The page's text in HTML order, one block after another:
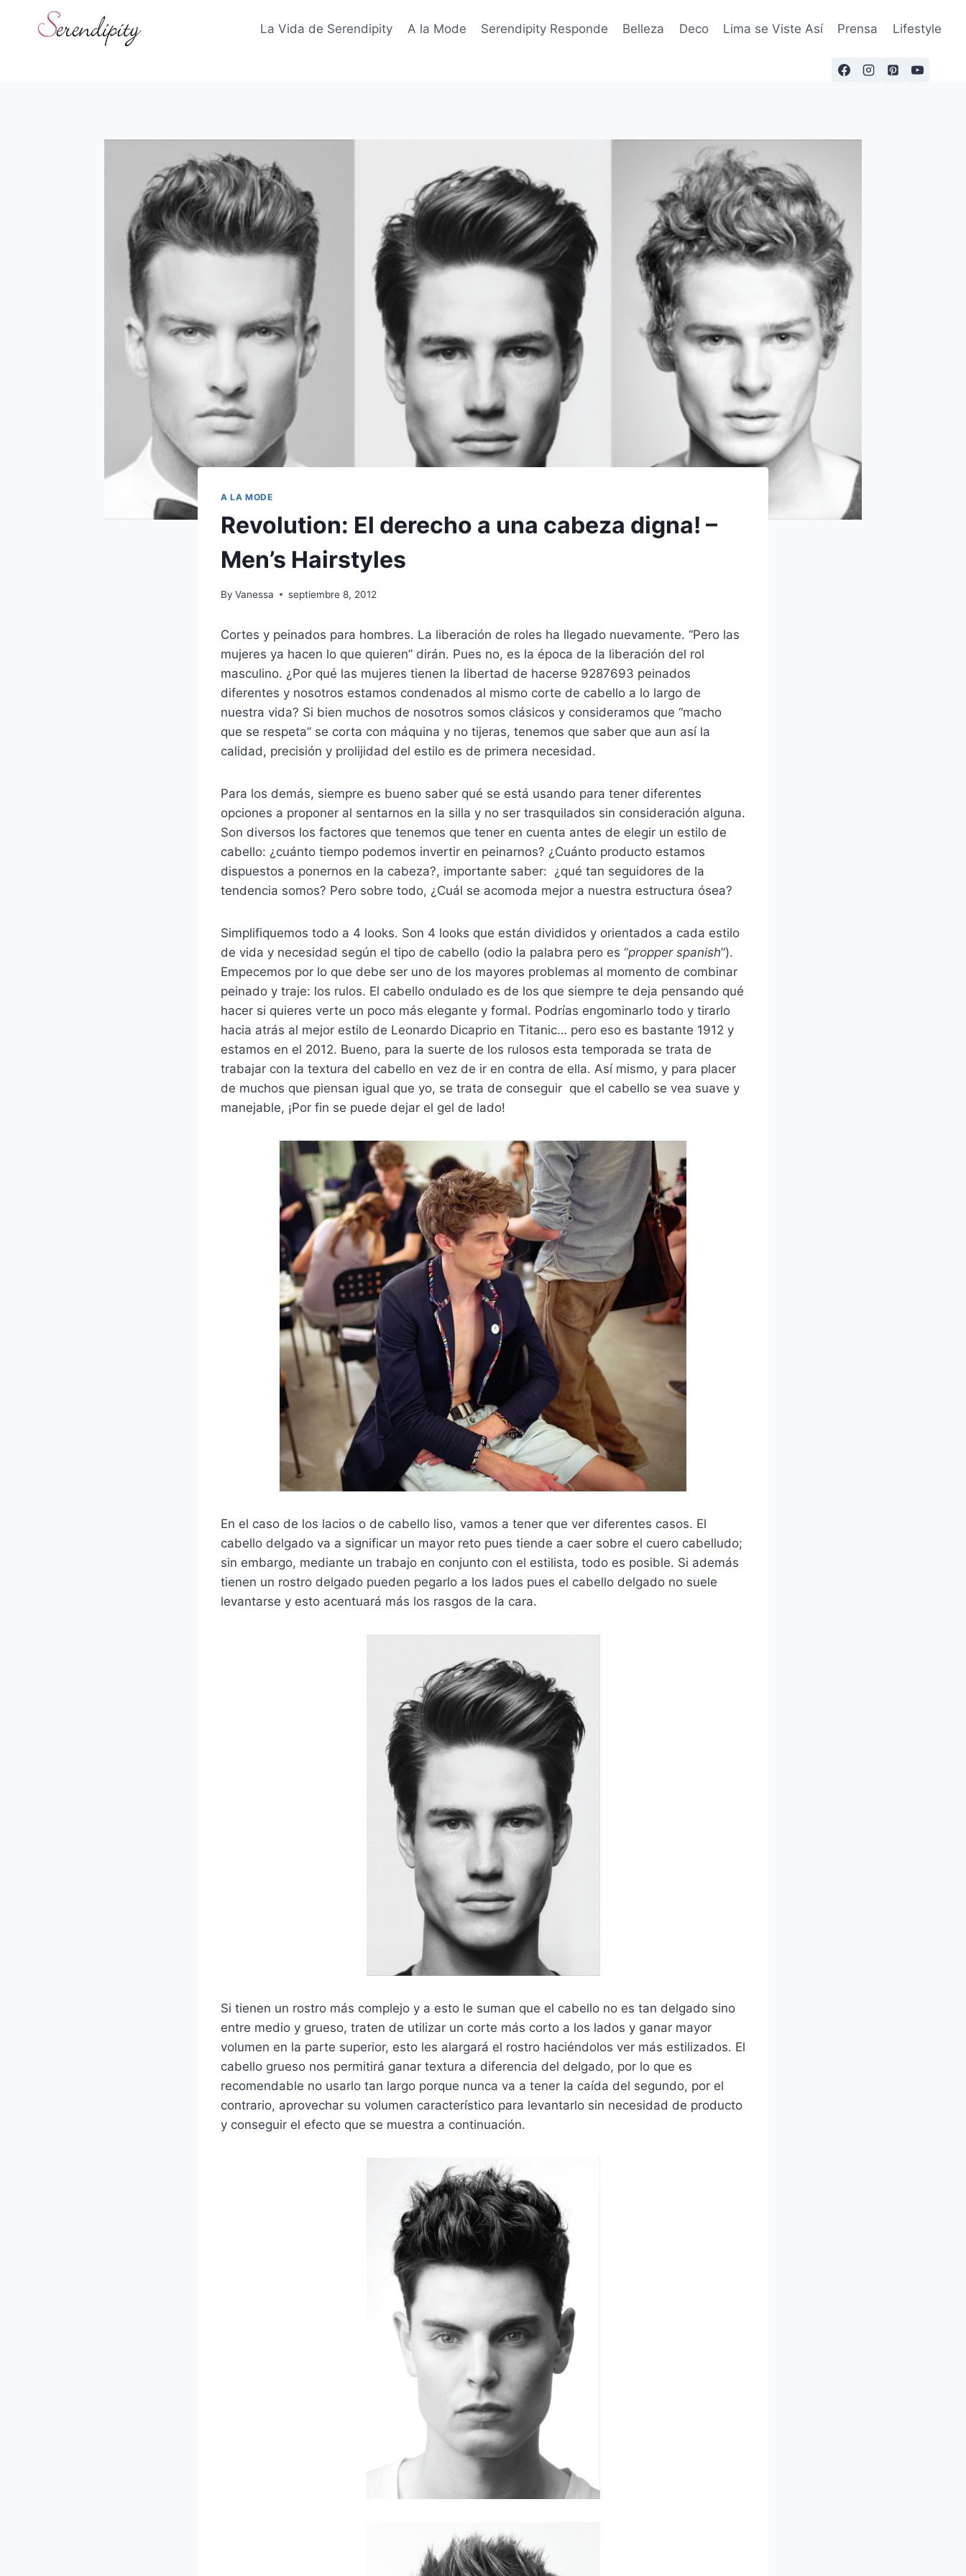
La Vida de Serendipity A la Mode Serendipity Responde Belleza Deco Lima se Viste Así Prensa Lifestyle
A LA MODE
Revolution: El derecho a una cabeza digna! –
Men’s Hairstyles
By Vanessa septiembre 8, 2012
Cortes y peinados para hombres. La liberación de roles ha llegado nuevamente. “Pero las
mujeres ya hacen lo que quieren” dirán. Pues no, es la época de la liberación del rol
masculino. ¿Por qué las mujeres tienen la libertad de hacerse 9287693 peinados
diferentes y nosotros estamos condenados al mismo corte de cabello a lo largo de
nuestra vida? Si bien muchos de nosotros somos clásicos y consideramos que “macho
que se respeta” se corta con máquina y no tijeras, tenemos que saber que aun así la
calidad, precisión y prolijidad del estilo es de primera necesidad.
Para los demás, siempre es bueno saber qué se está usando para tener diferentes
opciones a proponer al sentarnos en la silla y no ser trasquilados sin consideración alguna.
Son diversos los factores que tenemos que tener en cuenta antes de elegir un estilo de
cabello: ¿cuánto tiempo podemos invertir en peinarnos? ¿Cuánto producto estamos
dispuestos a ponernos en la cabeza?, importante saber: ¿qué tan seguidores de la
tendencia somos? Pero sobre todo, ¿Cuál se acomoda mejor a nuestra estructura ósea?
Simplifiquemos todo a 4 looks. Son 4 looks que están divididos y orientados a cada estilo
de vida y necesidad según el tipo de cabello (odio la palabra pero es “propper spanish”).
Empecemos por lo que debe ser uno de los mayores problemas al momento de combinar
peinado y traje: los rulos. El cabello ondulado es de los que siempre te deja pensando qué
hacer si quieres verte un poco más elegante y formal. Podrías engominarlo todo y tirarlo
hacia atrás al mejor estilo de Leonardo Dicaprio en Titanic… pero eso es bastante 1912 y
estamos en el 2012. Bueno, para la suerte de los rulosos esta temporada se trata de
trabajar con la textura del cabello en vez de ir en contra de ella. Así mismo, y para placer
de muchos que piensan igual que yo, se trata de conseguir que el cabello se vea suave y
manejable, ¡Por fin se puede dejar el gel de lado!
En el caso de los lacios o de cabello liso, vamos a tener que ver diferentes casos. El
cabello delgado va a significar un mayor reto pues tiende a caer sobre el cuero cabelludo;
sin embargo, mediante un trabajo en conjunto con el estilista, todo es posible. Si además
tienen un rostro delgado pueden pegarlo a los lados pues el cabello delgado no suele
levantarse y esto acentuará más los rasgos de la cara.
Si tienen un rostro más complejo y a esto le suman que el cabello no es tan delgado sino
entre medio y grueso, traten de utilizar un corte más corto a los lados y ganar mayor
volumen en la parte superior, esto les alargará el rostro haciéndolos ver más estilizados. El
cabello grueso nos permitirá ganar textura a diferencia del delgado, por lo que es
recomendable no usarlo tan largo porque nunca va a tener la caída del segundo, por el
contrario, aprovechar su volumen característico para levantarlo sin necesidad de producto
y conseguir el efecto que se muestra a continuación.